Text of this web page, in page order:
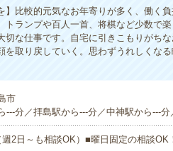
】比較的元気なお年寄りが多く、働く
トランプや百人一首、将棋など少数で
切な仕事です。自宅に引きこもりがち
を取り戻していく。思わずうれしくな
市
---分／拝島駅から---分／中神駅から---
2日～も相談OK）■曜日固定の相談OK